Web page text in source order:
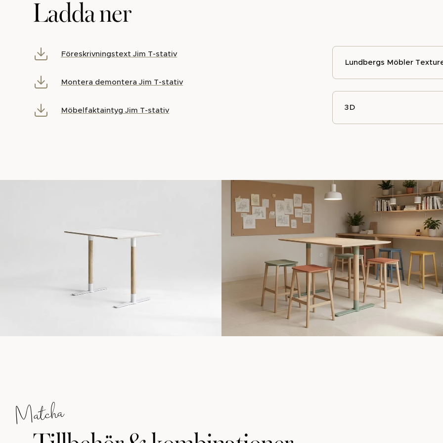
Ladda ner
Föreskrivningstext Jim T-stativ
Montera demontera Jim T-stativ
Möbelfaktaintyg Jim T-stativ
Lundbergs Möbler
3D
Matcha